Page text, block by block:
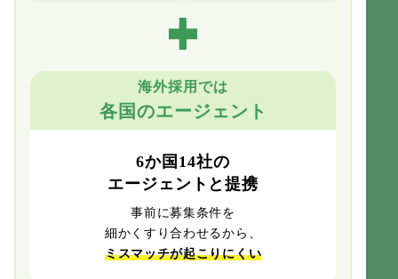
海外採用では
各国のエージェント
6か国14社の
エージェントと提携
事前に募集条件を
細かくすり合わせるから、
ミスマッチが起こりにくい